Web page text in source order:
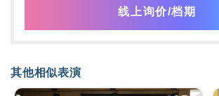
线上询价/档期
其他相似表演